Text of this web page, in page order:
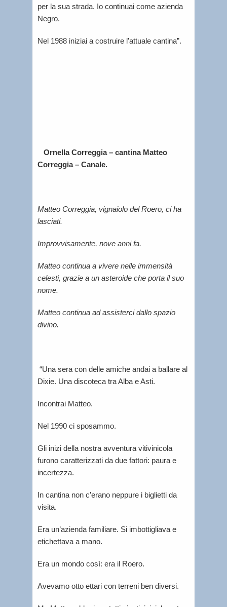
per la sua strada. Io continuai come azienda
Negro.
Nel 1988 iniziai a costruire l’attuale cantina”.
Ornella Correggia – cantina Matteo
Correggia – Canale.
Matteo Correggia, vignaiolo del Roero, ci ha
lasciati.
Improvvisamente, nove anni fa.
Matteo continua a vivere nelle immensità
celesti, grazie a un asteroide che porta il suo
nome.
Matteo continua ad assisterci dallo spazio
divino.
“Una sera con delle amiche andai a ballare al
Dixie. Una discoteca tra Alba e Asti.
Incontrai Matteo.
Nel 1990 ci sposammo.
Gli inizi della nostra avventura vitivinicola
furono caratterizzati da due fattori: paura e
incertezza.
In cantina non c’erano neppure i biglietti da
visita.
Era un’azienda familiare. Si imbottigliava e
etichettava a mano.
Era un mondo così: era il Roero.
Avevamo otto ettari con terreni ben diversi.